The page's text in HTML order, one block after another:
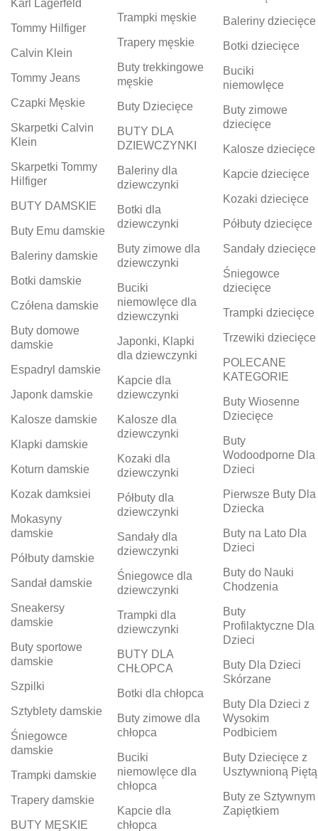
Karl Lagerfeld
Tommy Hilfiger
Calvin Klein
Tommy Jeans
Czapki Męskie
Skarpetki Calvin
Klein
Skarpetki Tommy
Hilfiger
BUTY DAMSKIE
Buty Emu damskie
Baleriny damskie
Botki damskie
Czółena damskie
Buty domowe
damskie
Espadryl damskie
Japonk damskie
Kalosze damskie
Klapki damskie
Koturn damskie
Kozak damksiei
Mokasyny
damskie
Półbuty damskie
Sandał damskie
Sneakersy
damskie
Buty sportowe
damskie
Szpilki
Sztyblety damskie
Śniegowce
damskie
Trampki damskie
Trapery damskie
BUTY MĘSKIE
Trampki męskie
Trapery męskie
Buty trekkingowe
męskie
Buty Dziecięce
BUTY DLA
DZIEWCZYNKI
Baleriny dla
dziewczynki
Botki dla
dziewczynki
Buty zimowe dla
dziewczynki
Buciki
niemowlęce dla
dziewczynki
Japonki, Klapki
dla dziewczynki
Kapcie dla
dziewczynki
Kalosze dla
dziewczynki
Kozaki dla
dziewczynki
Półbuty dla
dziewczynki
Sandały dla
dziewczynki
Śniegowce dla
dziewczynki
Trampki dla
dziewczynki
BUTY DLA
CHŁOPCA
Botki dla chłopca
Buty zimowe dla
chłopca
Buciki
niemowlęce dla
chłopca
Kapcie dla
chłopca
Baleriny dziecięce
Botki dziecięce
Buciki
niemowlęce
Buty zimowe
dziecięce
Kalosze dziecięce
Kapcie dziecięce
Kozaki dziecięce
Półbuty dziecięce
Sandały dziecięce
Śniegowce
dziecięce
Trampki dziecięce
Trzewiki dziecięce
POLECANE
KATEGORIE
Buty Wiosenne
Dziecięce
Buty
Wodoodporne Dla
Dzieci
Pierwsze Buty Dla
Dziecka
Buty na Lato Dla
Dzieci
Buty do Nauki
Chodzenia
Buty
Profilaktyczne Dla
Dzieci
Buty Dla Dzieci
Skórzane
Buty Dla Dzieci z
Wysokim
Podbiciem
Buty Dziecięce z
Usztywnioną Piętą
Buty ze Sztywnym
Zapiętkiem